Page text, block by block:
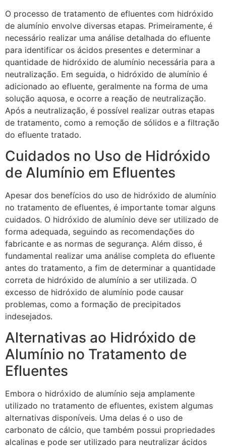
O processo de tratamento de efluentes com hidróxido
de alumínio envolve diversas etapas. Primeiramente, é
necessário realizar uma análise detalhada do efluente
para identificar os ácidos presentes e determinar a
quantidade de hidróxido de alumínio necessária para a
neutralização. Em seguida, o hidróxido de alumínio é
adicionado ao efluente, geralmente na forma de uma
solução aquosa, e ocorre a reação de neutralização.
Após a neutralização, é possível realizar outras etapas
de tratamento, como a remoção de sólidos e a filtração
do efluente tratado.
Cuidados no Uso de Hidróxido
de Alumínio em Efluentes
Apesar dos benefícios do uso de hidróxido de alumínio
no tratamento de efluentes, é importante tomar alguns
cuidados. O hidróxido de alumínio deve ser utilizado de
forma adequada, seguindo as recomendações do
fabricante e as normas de segurança. Além disso, é
fundamental realizar uma análise completa do efluente
antes do tratamento, a fim de determinar a quantidade
correta de hidróxido de alumínio a ser utilizada. O
excesso de hidróxido de alumínio pode causar
problemas, como a formação de precipitados
indesejados.
Alternativas ao Hidróxido de
Alumínio no Tratamento de
Efluentes
Embora o hidróxido de alumínio seja amplamente
utilizado no tratamento de efluentes, existem algumas
alternativas disponíveis. Uma delas é o uso de
carbonato de cálcio, que também possui propriedades
alcalinas e pode ser utilizado para neutralizar ácidos